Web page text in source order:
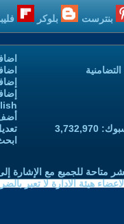
بنترست بلوكر
متاحة للجميع مع الإشارة
هيئة الادارة لا تعبر